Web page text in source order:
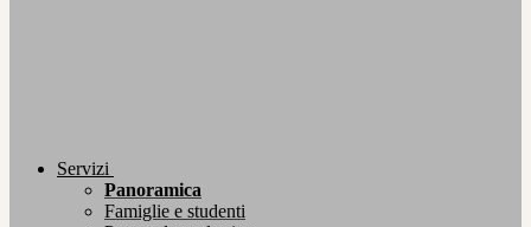
Servizi
Panoramica
Famiglie e studenti